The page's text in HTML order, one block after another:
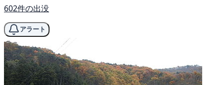
602件の出没
アラート